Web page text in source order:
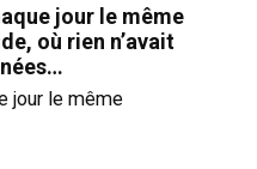
jour le même
où rien n’avait
jour le même